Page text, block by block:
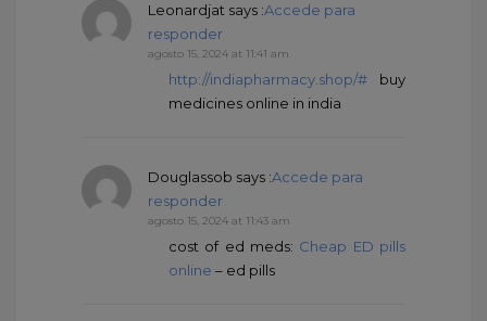
Leonardjat says :Accede para
responder
agosto 15, 2024 at 11:41 am
http://indiapharmacy.shop/# buy
medicines online in india
Douglassob says :Accede para
responder
agosto 15, 2024 at 11:43 am
cost of ed meds: Cheap ED pills
online – ed pills